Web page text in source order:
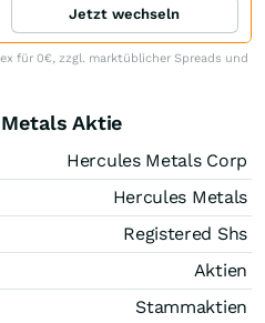
Jetzt wechseln
für 0€, zzgl. marktüblicher Spreads und
Aktie
Hercules Metals Corp
Hercules Metals
Registered Shs
Aktien
Stammaktien